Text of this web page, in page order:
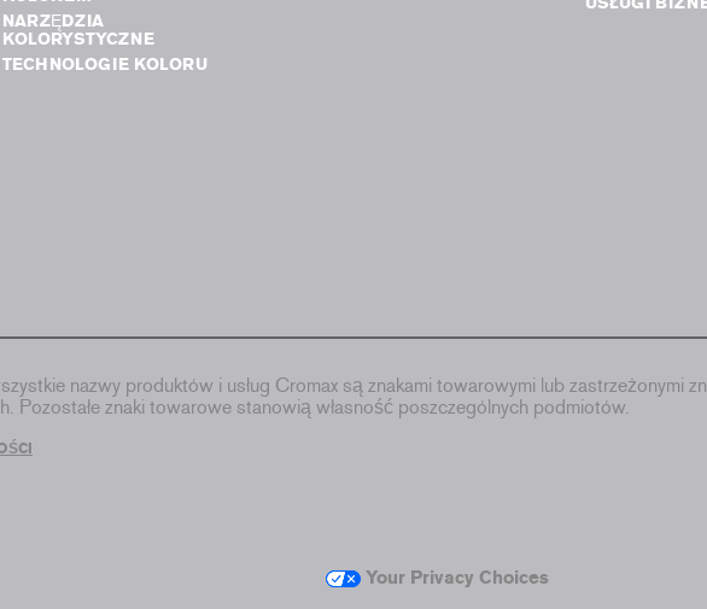
NARZĘDZIA
KOLORYSTYCZNE
TECHNOLOGIE KOLORU
nazwy produktów i usług Cromax są znakami towarowymi lub zastrzeżonymi
Pozostałe znaki towarowe stanowią własność poszczególnych podmiotów.
Your Privacy Choices